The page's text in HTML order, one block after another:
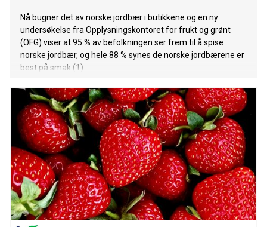
Nå bugner det av norske jordbær i butikkene og en ny
undersøkelse fra Opplysningskontoret for frukt og grønt
(OFG) viser at 95 % av befolkningen ser frem til å spise
norske jordbær, og hele 88 % synes de norske jordbærene er
best på smak (1).